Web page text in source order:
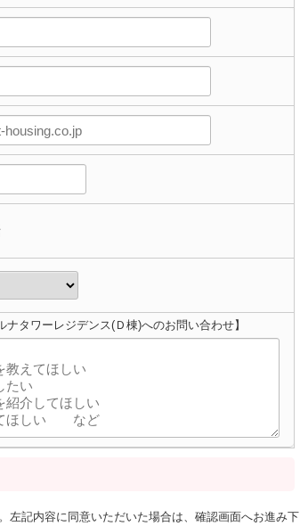
ナタワーレジデンス(Ｄ棟)へのお問い合わせ】
左記内容に同意いただいた場合は、確認画面へお進み下